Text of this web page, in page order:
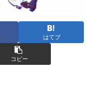
はてブ
コピー